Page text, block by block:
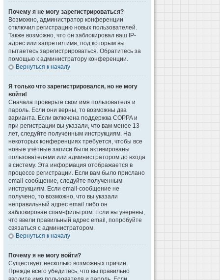
Почему я не могу зарегистрироваться?
Возможно, администратор конференции
отключил регистрацию новых пользователей.
Также возможно, что он заблокировал ваш IP-
адрес или запретил имя, под которым вы
пытаетесь зарегистрироваться. Обратитесь за
помощью к администратору конференции.
Вернуться к началу
Я только что зарегистрировался, но не могу
войти!
Сначала проверьте свои имя пользователя и
пароль. Если они верны, то возможны два
варианта. Если включена поддержка COPPA и
при регистрации вы указали, что вам менее 13
лет, следуйте полученным инструкциям. На
некоторых конференциях требуется, чтобы все
новые учётные записи были активированы
пользователями или администратором до входа
в систему. Эта информация отображается в
процессе регистрации. Если вам было прислано
email-сообщение, следуйте полученным
инструкциям. Если email-сообщение не
получено, то возможно, что вы указали
неправильный адрес email либо он
заблокирован спам-фильтром. Если вы уверены,
что ввели правильный адрес email, попробуйте
связаться с администратором.
Вернуться к началу
Почему я не могу войти?
Существует несколько возможных причин.
Прежде всего убедитесь, что вы правильно